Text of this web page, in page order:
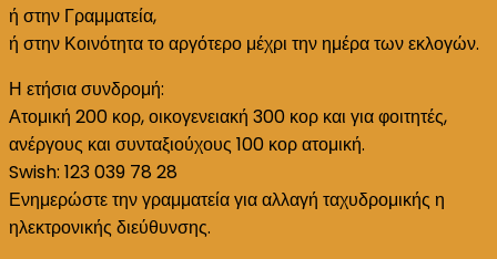
ή στην Γραμματεία,
ή στην Κοινότητα το αργότερο μέχρι την ημέρα των εκλογών.
Η ετήσια συνδρομή:
Ατομική 200 κορ, οικογενειακή 300 κορ και για φοιτητές,
ανέργους και συνταξιούχους 100 κορ ατομική.
Swish: 123 039 78 28
Ενημερώστε την γραμματεία για αλλαγή ταχυδρομικής η
ηλεκτρονικής διεύθυνσης.